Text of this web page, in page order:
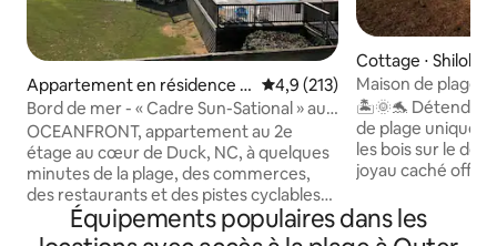
Appartement en résidence ⋅
Kitty Hawk
Évaluation moyenne sur la
4,9 (213)
Bord de mer - « Cadre Sun-Sational » au
cœur de Duck
OCEANFRONT, appartement au 2e
étage au cœur de Duck, NC, à quelques
minutes de la plage, des commerces,
des restaurants et des pistes cyclables
publiques de cette charmante ville.
Nouveau plancher, appareils
Cottage ⋅ Shiloh
Maison de plage
rivage isolé
🏝️🌞🐬 Détendez-
de plage unique
les bois sur le
joyau caché offre
faune est
cette escapade
Équipements populaires dans les